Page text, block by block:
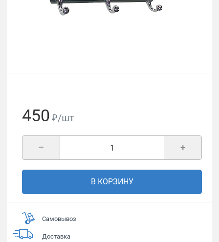
450 ₽/шт
+
–
В КОРЗИНУ
Самовывоз
Доставка